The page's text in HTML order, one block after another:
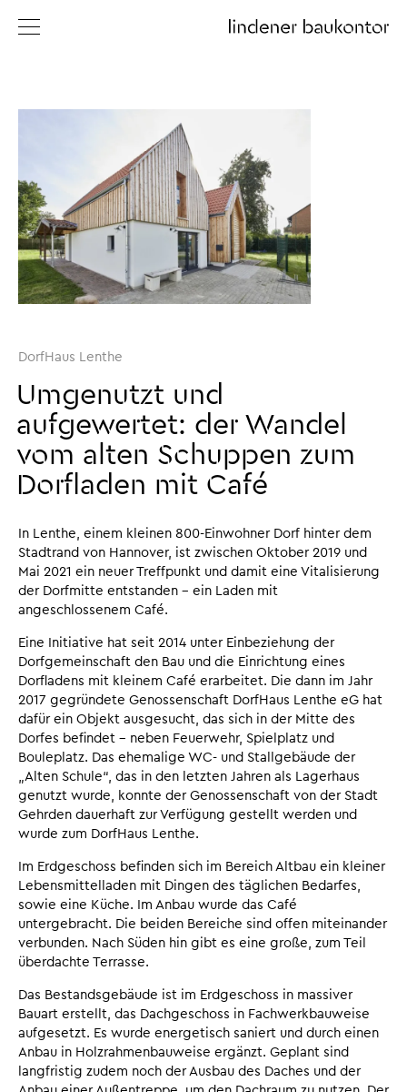
Projekte
Profil
Mehr
Kontakt
DorfHaus Lenthe
Umgenutzt und
aufgewertet: der Wandel
vom alten Schuppen zum
Dorfladen mit Café
In Lenthe, einem kleinen 800-Einwohner Dorf hinter dem
Stadtrand von Hannover, ist zwischen Oktober 2019 und
Mai 2021 ein neuer Treffpunkt und damit eine Vitalisierung
der Dorfmitte entstanden – ein Laden mit
angeschlossenem Café.
Eine Initiative hat seit 2014 unter Einbeziehung der
Dorfgemeinschaft den Bau und die Einrichtung eines
Dorfladens mit kleinem Café erarbeitet. Die dann im Jahr
2017 gegründete Genossenschaft DorfHaus Lenthe eG hat
dafür ein Objekt ausgesucht, das sich in der Mitte des
Dorfes befindet – neben Feuerwehr, Spielplatz und
Bouleplatz. Das ehemalige WC- und Stallgebäude der
„Alten Schule“, das in den letzten Jahren als Lagerhaus
genutzt wurde, konnte der Genossenschaft von der Stadt
Gehrden dauerhaft zur Verfügung gestellt werden und
wurde zum DorfHaus Lenthe.
Im Erdgeschoss befinden sich im Bereich Altbau ein kleiner
Lebensmittelladen mit Dingen des täglichen Bedarfes,
sowie eine Küche. Im Anbau wurde das Café
untergebracht. Die beiden Bereiche sind offen miteinander
verbunden. Nach Süden hin gibt es eine große, zum Teil
überdachte Terrasse.
Das Bestandsgebäude ist im Erdgeschoss in massiver
Bauart erstellt, das Dachgeschoss in Fachwerkbauweise
aufgesetzt. Es wurde energetisch saniert und durch einen
Anbau in Holzrahmenbauweise ergänzt. Geplant sind
langfristig zudem noch der Ausbau des Daches und der